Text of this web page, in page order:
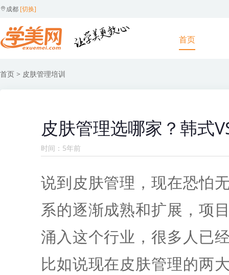
成都 [切换]
首页
首页 > 皮肤管理培训
皮肤管理选哪家？韩式
时间：5年前
说到皮肤管理，现在恐怕
系的逐渐成熟和扩展，项
涌入这个行业，很多人已
比如说现在皮肤管理的两